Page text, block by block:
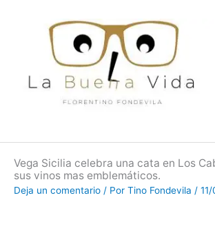
Vega Sicilia celebra una cata en Los
sus vinos mas emblemáticos.
Deja un comentario / Por Tino Fondevila /